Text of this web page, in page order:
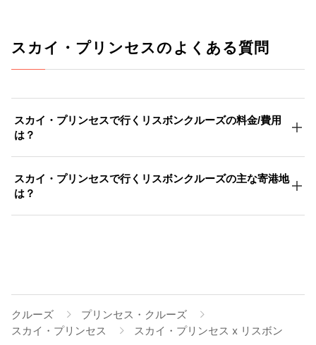
スカイ・プリンセスのよくある質問
スカイ・プリンセスで行くリスボンクルーズの料金/費用
は？
スカイ・プリンセスで行くリスボンクルーズの主な寄港地
は？
クルーズ
プリンセス・クルーズ
スカイ・プリンセス
スカイ・プリンセス x リスボン